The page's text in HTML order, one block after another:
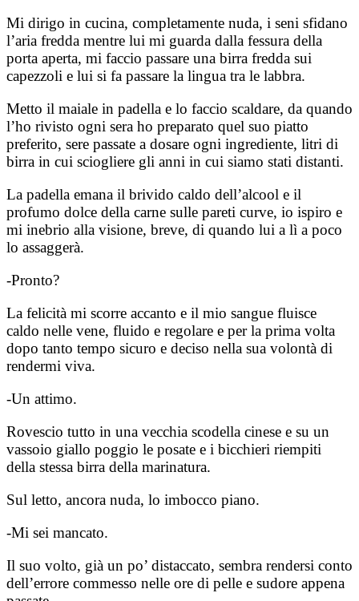
Mi dirigo in cucina, completamente nuda, i seni sfidano
l’aria fredda mentre lui mi guarda dalla fessura della
porta aperta, mi faccio passare una birra fredda sui
capezzoli e lui si fa passare la lingua tra le labbra.
Metto il maiale in padella e lo faccio scaldare, da quando
l’ho rivisto ogni sera ho preparato quel suo piatto
preferito, sere passate a dosare ogni ingrediente, litri di
birra in cui sciogliere gli anni in cui siamo stati distanti.
La padella emana il brivido caldo dell’alcool e il
profumo dolce della carne sulle pareti curve, io ispiro e
mi inebrio alla visione, breve, di quando lui a lì a poco
lo assaggerà.
-Pronto?
La felicità mi scorre accanto e il mio sangue fluisce
caldo nelle vene, fluido e regolare e per la prima volta
dopo tanto tempo sicuro e deciso nella sua volontà di
rendermi viva.
-Un attimo.
Rovescio tutto in una vecchia scodella cinese e su un
vassoio giallo poggio le posate e i bicchieri riempiti
della stessa birra della marinatura.
Sul letto, ancora nuda, lo imbocco piano.
-Mi sei mancato.
Il suo volto, già un po’ distaccato, sembra rendersi conto
dell’errore commesso nelle ore di pelle e sudore appena